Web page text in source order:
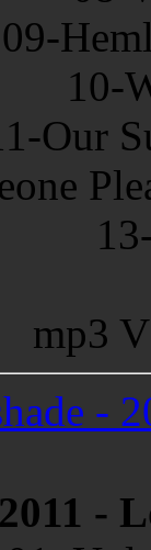
09-
10-
Our
mp3
-
2011 -